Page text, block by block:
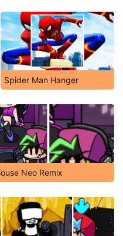
Spider Man Hanger
Neo Remix